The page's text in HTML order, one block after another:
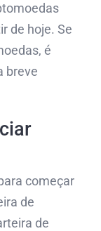
de hoje. Se
é
breve
começar
de
de